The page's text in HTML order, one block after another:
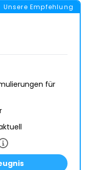
Unsere Empfehlung
für